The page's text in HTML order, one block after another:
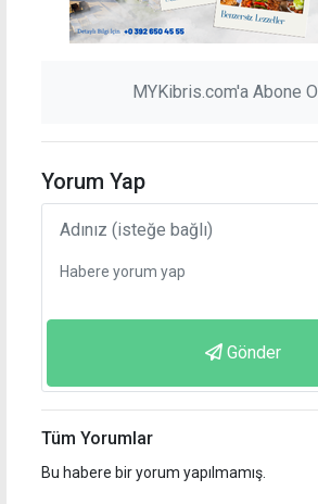
MYKibris.com'a Abone Ol
Yorum Yap
Gönder
Tüm Yorumlar
Bu habere bir yorum yapılmamış.